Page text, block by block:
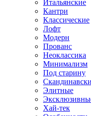
Итальянские
Кантри
Классические
Лофт
Модерн
Прованс
Неоклассика
Минимализм
Под старину
Элитные
Хай-тек